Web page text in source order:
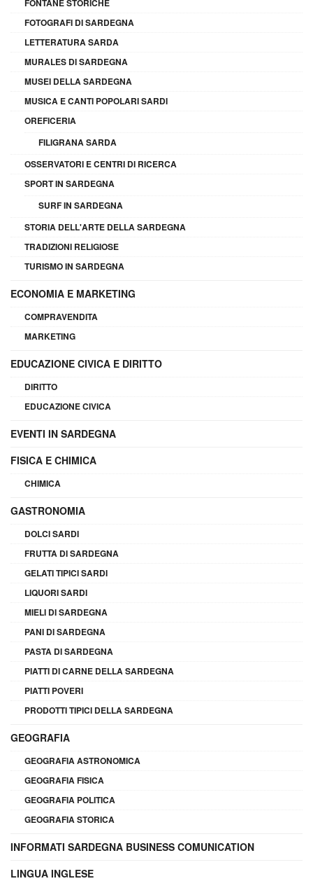
FONTANE STORICHE
FOTOGRAFI DI SARDEGNA
LETTERATURA SARDA
MURALES DI SARDEGNA
MUSEI DELLA SARDEGNA
MUSICA E CANTI POPOLARI SARDI
OREFICERIA
FILIGRANA SARDA
OSSERVATORI E CENTRI DI RICERCA
SPORT IN SARDEGNA
SURF IN SARDEGNA
STORIA DELL'ARTE DELLA SARDEGNA
TRADIZIONI RELIGIOSE
TURISMO IN SARDEGNA
ECONOMIA E MARKETING
COMPRAVENDITA
MARKETING
EDUCAZIONE CIVICA E DIRITTO
DIRITTO
EDUCAZIONE CIVICA
EVENTI IN SARDEGNA
FISICA E CHIMICA
CHIMICA
GASTRONOMIA
DOLCI SARDI
FRUTTA DI SARDEGNA
GELATI TIPICI SARDI
LIQUORI SARDI
MIELI DI SARDEGNA
PANI DI SARDEGNA
PASTA DI SARDEGNA
PIATTI DI CARNE DELLA SARDEGNA
PIATTI POVERI
PRODOTTI TIPICI DELLA SARDEGNA
GEOGRAFIA
GEOGRAFIA ASTRONOMICA
GEOGRAFIA FISICA
GEOGRAFIA POLITICA
GEOGRAFIA STORICA
INFORMATI SARDEGNA BUSINESS COMUNICATION
LINGUA INGLESE